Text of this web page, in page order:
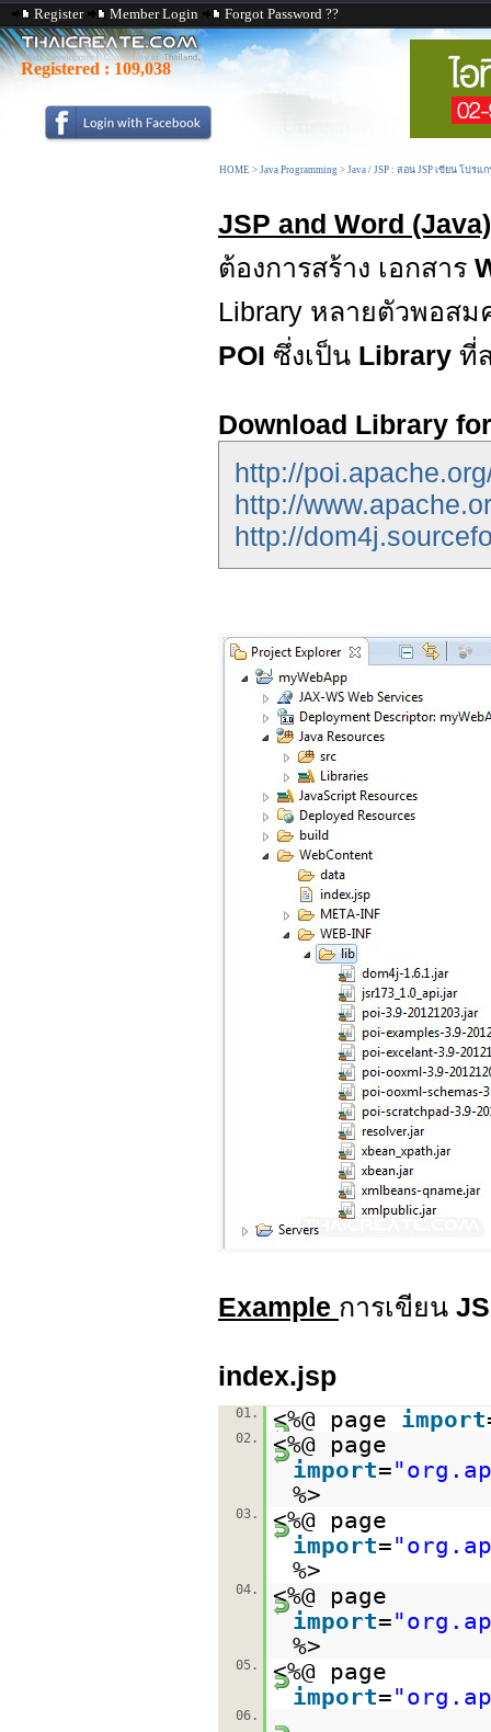
Register Member Login Forgot Password ??
Registered : 109,038
HOME > Java Programming > Java / JSP : สอน JSP เขียน โปรแ
JSP and Word (Java)
ต้องการสร้าง เอกสาร
Library หลายตัวพอส
POI ซึ่งเป็น Library ที่
Download Library
http://
http://
http://
Example การเขียน
index.jsp
01. <%@ page import
02.
<%@ page
import=
%>
03.
<%@ page
import=
%>
04.
<%@ page
import=
%>
05.
<%@ page
import=
06.